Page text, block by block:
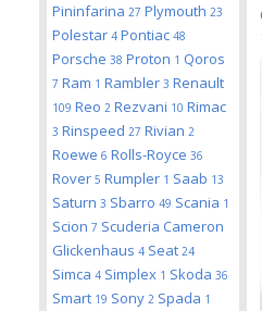
Pininfarina 27 Plymouth 23
Polestar 4 Pontiac 48
Porsche 38 Proton 1 Qoros
7 Ram 1 Rambler 3 Renault
109 Reo 2 Rezvani 10 Rimac
3 Rinspeed 27 Rivian 2
Roewe 6 Rolls-Royce 36
Rover 5 Rumpler 1 Saab 13
Saturn 3 Sbarro 49 Scania 1
Scion 7 Scuderia Cameron
Glickenhaus 4 Seat 24
Simca 4 Simplex 1 Skoda 36
Smart 19 Sony 2 Spada 1